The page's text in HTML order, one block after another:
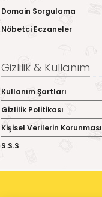
Domain Sorgulama
Nöbetci Eczaneler
Gizlilik & Kullanım
Kullanım Şartları
Gizlilik Politikası
Kişisel Verilerin Korunması
S.S.S